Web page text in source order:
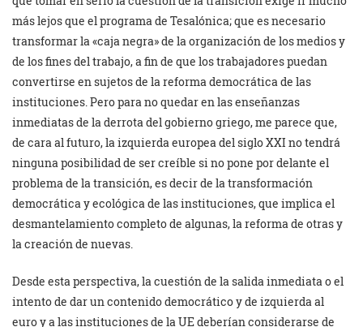
más lejos que el programa de Tesalónica; que es necesario
transformar la «caja negra» de la organización de los medios y
de los fines del trabajo, a fin de que los trabajadores puedan
convertirse en sujetos de la reforma democrática de las
instituciones. Pero para no quedar en las enseñanzas
inmediatas de la derrota del gobierno griego, me parece que,
de cara al futuro, la izquierda europea del siglo XXI no tendrá
ninguna posibilidad de ser creíble si no pone por delante el
problema de la transición, es decir de la transformación
democrática y ecológica de las instituciones, que implica el
desmantelamiento completo de algunas, la reforma de otras y
la creación de nuevas.
Desde esta perspectiva, la cuestión de la salida inmediata o el
intento de dar un contenido democrático y de izquierda al
euro y a las instituciones de la UE deberían considerarse de